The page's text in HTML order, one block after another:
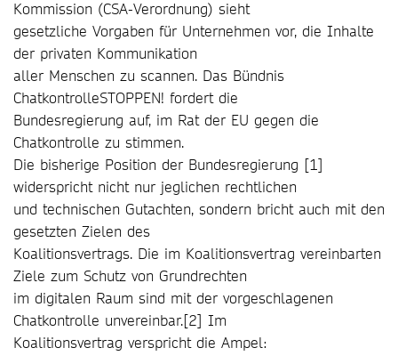
Kommission (CSA-Verordnung) sieht
gesetzliche Vorgaben für Unternehmen vor, die Inhalte
der privaten Kommunikation
aller Menschen zu scannen. Das Bündnis
ChatkontrolleSTOPPEN! fordert die
Bundesregierung auf, im Rat der EU gegen die
Chatkontrolle zu stimmen.
Die bisherige Position der Bundesregierung [1]
widerspricht nicht nur jeglichen rechtlichen
und technischen Gutachten, sondern bricht auch mit den
gesetzten Zielen des
Koalitionsvertrags. Die im Koalitionsvertrag vereinbarten
Ziele zum Schutz von Grundrechten
im digitalen Raum sind mit der vorgeschlagenen
Chatkontrolle unvereinbar.[2] Im
Koalitionsvertrag verspricht die Ampel: